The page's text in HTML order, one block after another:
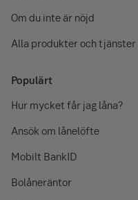
Om du inte är nöjd
Alla produkter och tjänster
Populärt
Hur mycket får jag låna?
Ansök om lånelöfte
Mobilt BankID
Bolåneräntor